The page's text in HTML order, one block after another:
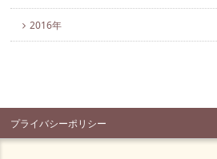
2016年
プライバシーポリシー